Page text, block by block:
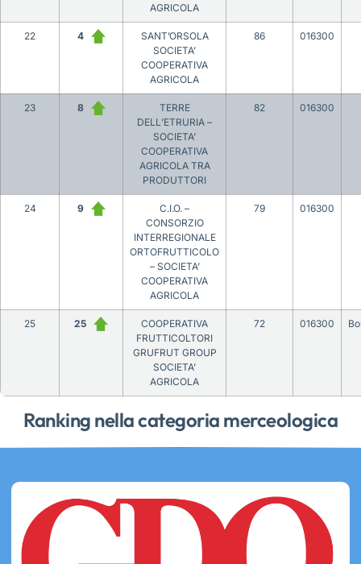
Ranking nella categoria merceologica
AGRICOLA
22 4
SANT’ORSOLA
SOCIETA’
COOPERATIVA
AGRICOLA
86 016300
23 8
TERRE
DELL’ETRURIA –
SOCIETA’
COOPERATIVA
AGRICOLA TRA
PRODUTTORI
82 016300
24 9
C.I.O. –
CONSORZIO
INTERREGIONALE
ORTOFRUTTICOLO
– SOCIETA’
COOPERATIVA
AGRICOLA
79 016300
25 25
COOPERATIVA
FRUTTICOLTORI
GRUFRUT GROUP
SOCIETA’
AGRICOLA
72 016300